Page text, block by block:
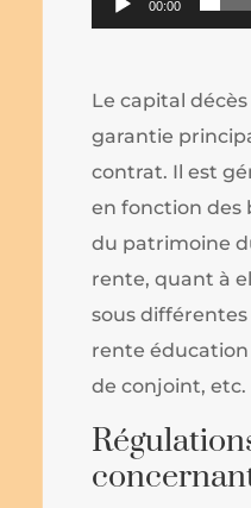
00:00
Le capital
garantie
contrat. Il est
en fonction des
du patrimoine
rente, quant à
sous
rente
de conjoint, etc.